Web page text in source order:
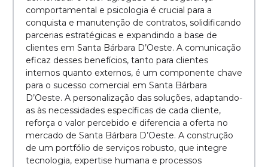
comportamental e psicologia é crucial para a
conquista e manutenção de contratos, solidificando
parcerias estratégicas e expandindo a base de
clientes em Santa Bárbara D’Oeste. A comunicação
eficaz desses benefícios, tanto para clientes
internos quanto externos, é um componente chave
para o sucesso comercial em Santa Bárbara
D’Oeste. A personalização das soluções, adaptando-
as às necessidades específicas de cada cliente,
reforça o valor percebido e diferencia a oferta no
mercado de Santa Bárbara D’Oeste. A construção
de um portfólio de serviços robusto, que integre
tecnologia, expertise humana e processos